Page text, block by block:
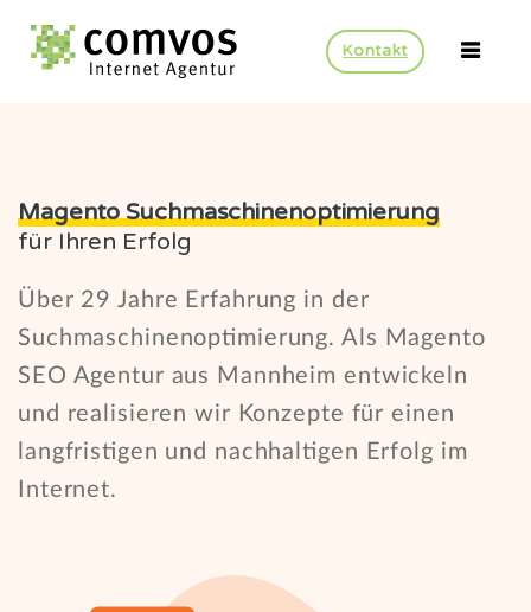
Kontakt
Magento Suchmaschinenoptimierung
für Ihren Erfolg
Über 29 Jahre Erfahrung in der
Suchmaschinenoptimierung. Als Magento
SEO Agentur aus Mannheim entwickeln
und realisieren wir Konzepte für einen
langfristigen und nachhaltigen Erfolg im
Internet.